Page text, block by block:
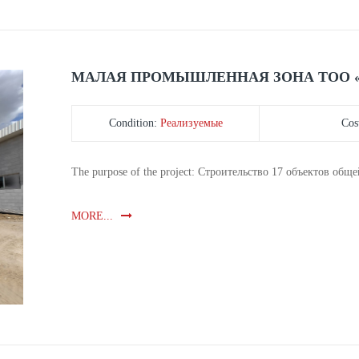
МАЛАЯ ПРОМЫШЛЕННАЯ ЗОНА ТОО
Condition: Реализуемые
The purpose of the project: Строительство 17 объектов
MORE...